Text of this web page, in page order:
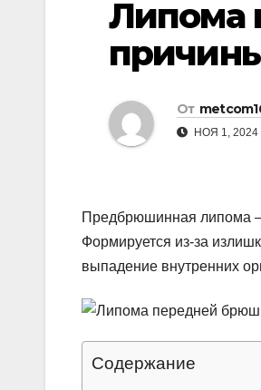
Липома
От
НОЯ 1, 2024
Предбрюшинная липома –
Формируется из-за
выпадение внутренних
Содержание